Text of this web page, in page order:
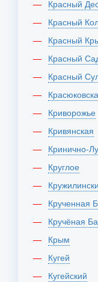
Красный
Красный
Красный
Красный
Красный
Криворожье
Кривянская
Кринично-
Круглое
Крученная
Кручёная
Крым
Кугей
Кугейский